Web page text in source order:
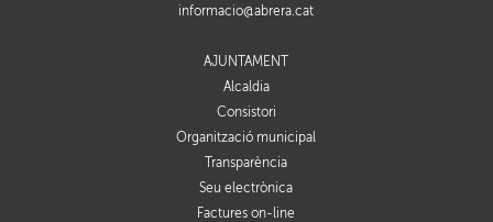
informacio@abrera.cat
AJUNTAMENT
Alcaldia
Consistori
Organització municipal
Transparència
Seu electrònica
Factures on-line